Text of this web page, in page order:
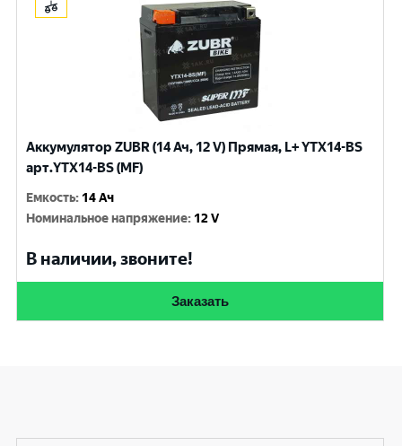
Аккумулятор ZUBR (14 Ач, 12 V) Прямая, L+ YTX14-BS
арт.YTX14-BS (MF)
Емкость: 14 Ач
Номинальное напряжение: 12 V
В наличии, звоните!
Заказать